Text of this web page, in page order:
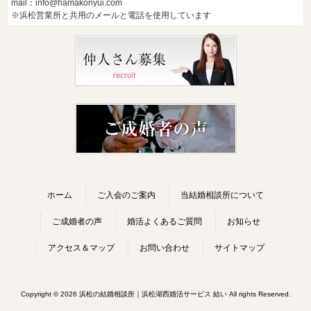
mail：info@hamakonyui.com
※浜松営業所と共用のメールと電話を使用しています
ホーム ご入会のご案内 当結婚相談所について
ご成婚者の声 婚活よくあるご質問 お知らせ
アクセス＆マップ お問い合わせ サイトマップ
Copyright © 2026 浜松の結婚相談所｜浜松湖西婚活サービス 結い All rights Reserved.